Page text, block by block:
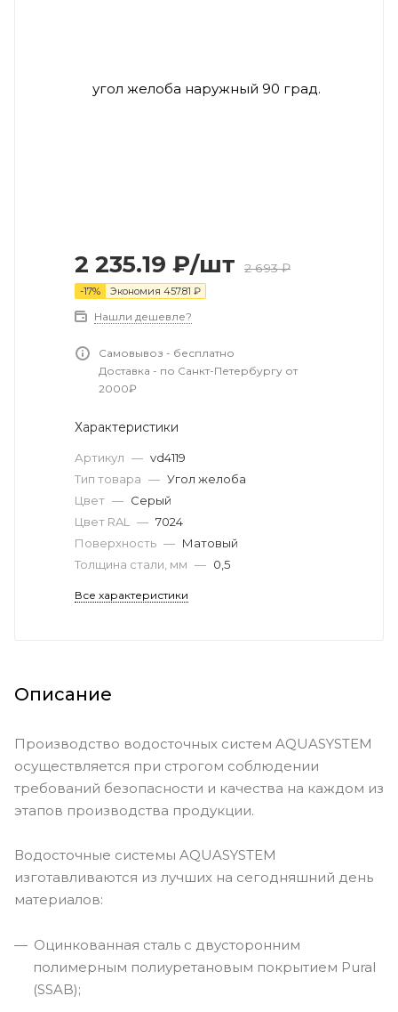
2 235.19 ₽/шт 2 693₽
-17% Экономия 457.81 ₽
Нашли дешевле?
Самовывоз - бесплатно
Доставка - по Санкт-Петербургу от
2000₽
Характеристики
Артикул — vd4119
Тип товара — Угол желоба
Цвет — Серый
Цвет RAL
— 7024
Поверхность — Матовый
Толщина стали, мм — 0,5
Все характеристики
Описание
Производство водосточных систем AQUASYSTEM
осуществляется при строгом соблюдении
требований безопасности и качества на каждом из
этапов производства продукции.
Водосточные системы AQUASYSTEM
изготавливаются из лучших на сегодняшний день
материалов:
Оцинкованная сталь с двусторонним
полимерным полиуретановым покрытием Pural
(SSAB);